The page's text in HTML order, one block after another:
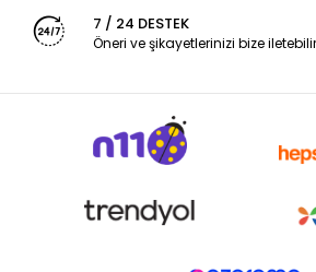
7 / 24 DESTEK
Öneri ve şikayetlerinizi bize